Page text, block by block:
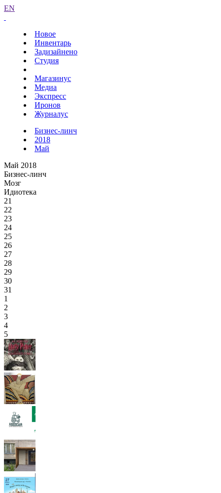
EN
Новое
Инвентарь
Задизайнено
Студия
Магазинус
Медиа
Экспресс
Иронов
Журналус
Бизнес-линч
2018
Май
Май 2018
Бизнес-линч
Мозг
Идиотека
21
22
23
24
25
26
27
28
29
30
31
1
2
3
4
5